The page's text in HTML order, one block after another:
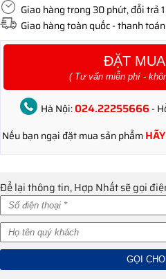
Giao hàng trong 30 phút, đổi trả
Giao hàng toàn quốc - thanh
ĐẶT
( Tư vấn miễn phí -
Hà Nội:024.22255666 -
Nếu bạn ngại đặt mua sản phẩm
Để lại thông tin, Hợp Nhất sẽ gọi